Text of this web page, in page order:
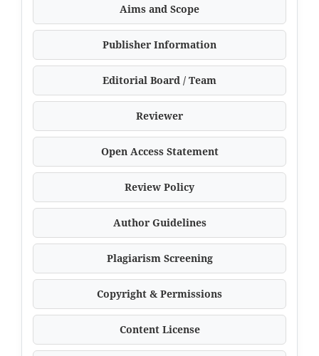
Aims and Scope
Publisher Information
Editorial Board / Team
Reviewer
Open Access Statement
Review Policy
Author Guidelines
Plagiarism Screening
Copyright & Permissions
Content License